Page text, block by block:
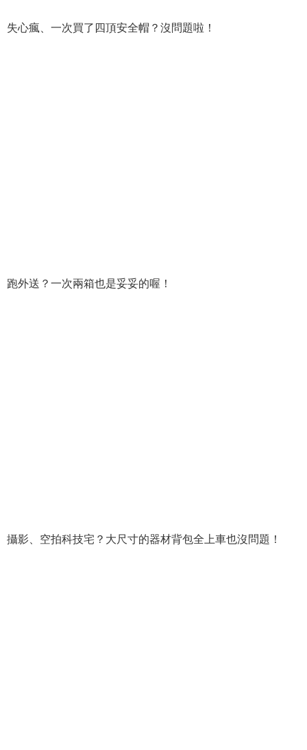
失心瘋、一次買了四頂安全帽？沒問題啦！
跑外送？一次兩箱也是妥妥的喔！
攝影、空拍科技宅？大尺寸的器材背包全上車也沒問題！